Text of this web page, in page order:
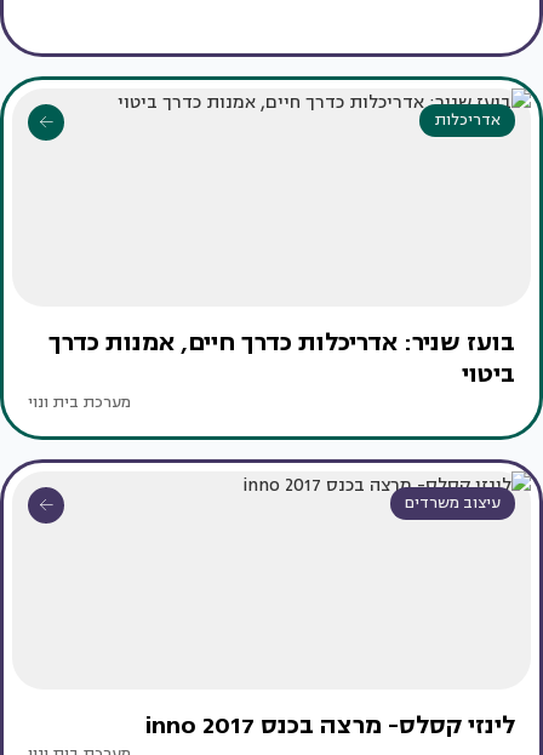
אדריכלות
בועז שניר: אדריכלות כדרך חיים, אמנות כדרך
ביטוי
מערכת בית ונוי
עיצוב משרדים
לינזי קסלס- מרצה בכנס inno 2017